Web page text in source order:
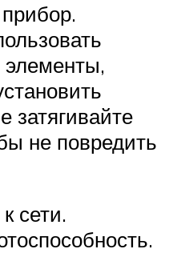
затягивайте
не повредить
сети.